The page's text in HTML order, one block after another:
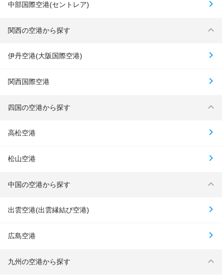
中部国際空港(セントレア)
関西の空港から探す
伊丹空港(大阪国際空港)
関西国際空港
四国の空港から探す
高松空港
松山空港
中国の空港から探す
出雲空港(出雲縁結び空港)
広島空港
九州の空港から探す